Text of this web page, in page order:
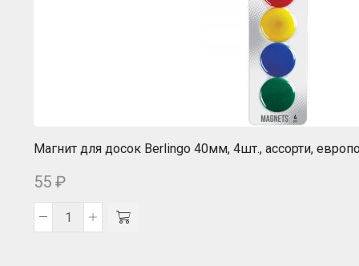
Магнит для досок Berlingo 40мм, 4шт., ассорти,
55 ₽